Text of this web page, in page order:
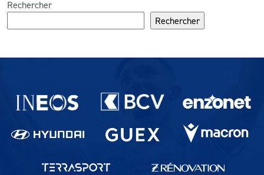
Rechercher
Rechercher
Partenaires du lausanne-Sport